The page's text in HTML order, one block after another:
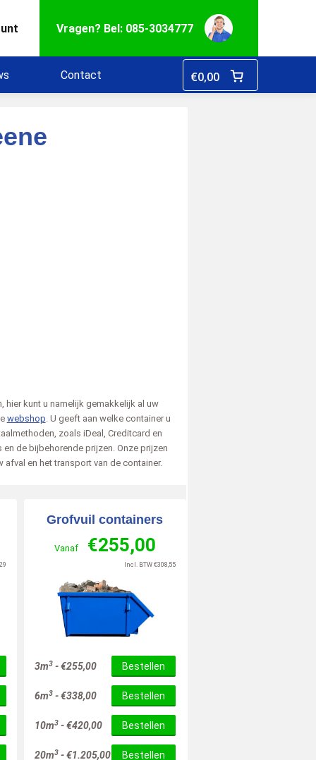
Vragen? Bel: 085-3034777
Contact €0,00
hier kunt u namelijk gemakkelijk al uw
webshop . U geeft aan welke container u
zoals iDeal, Creditcard en
de bijbehorende prijzen. Onze prijzen
en het transport van de container.
Grofvuil containers
Vanaf €255,00
Incl. BTW €308,55
3m3-€255,00 Bestellen
6m3-€338,00 Bestellen
10m3-€420,00 Bestellen
20m3-€1.205,00 Bestellen
S.
Afvalcontainerbestellen.nl:
Duidelijke en makkelijk
navigeerbare website, goede
wat betreft de prijs. Ik [..]
Lees meer »
10
Afvalcontainerbestellen.nl